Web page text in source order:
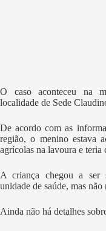
O caso aconteceu na
localidade de Sede
De acordo com as
região, o menino estava
agrícolas na lavoura e teria
A criança chegou a ser
unidade de saúde, mas não
Ainda não há detalhes